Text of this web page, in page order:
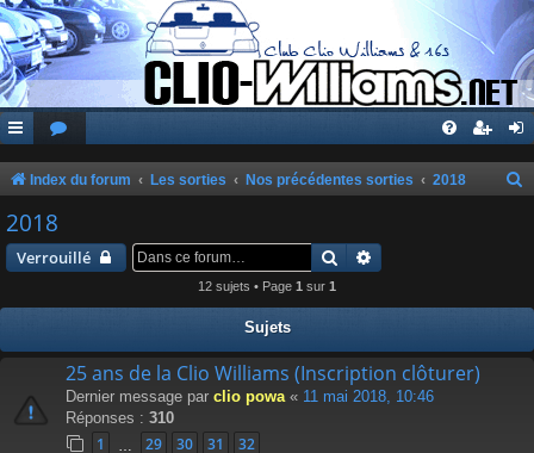
Index du forum Les sorties Nos précédentes sorties 2018
2018
Verrouillé Rechercher
12 sujets • Page 1 sur 1
Sujets
25 ans de la Clio Williams (Inscription clôturer)
Dernier message par clio powa « 11 mai 2018, 10:46
Réponses : 310
1 29 30 31 32